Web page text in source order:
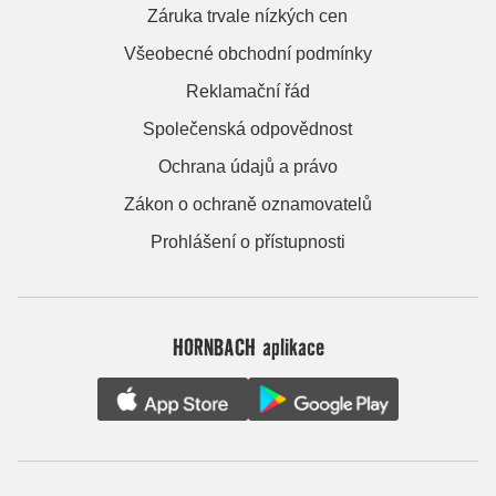
Záruka trvale nízkých cen
Všeobecné obchodní podmínky
Reklamační řád
Společenská odpovědnost
Ochrana údajů a právo
Zákon o ochraně oznamovatelů
Prohlášení o přístupnosti
HORNBACH aplikace